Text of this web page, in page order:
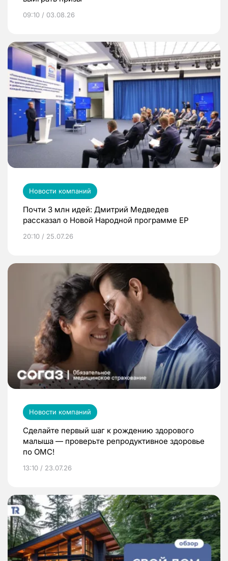
09:10 / 03.08.26
Новости компаний
Почти 3 млн идей: Дмитрий Медведев
рассказал о Новой Народной программе ЕР
20:10 / 25.07.26
Новости компаний
Сделайте первый шаг к рождению здорового
малыша — проверьте репродуктивное здоровье
по ОМС!
13:10 / 23.07.26